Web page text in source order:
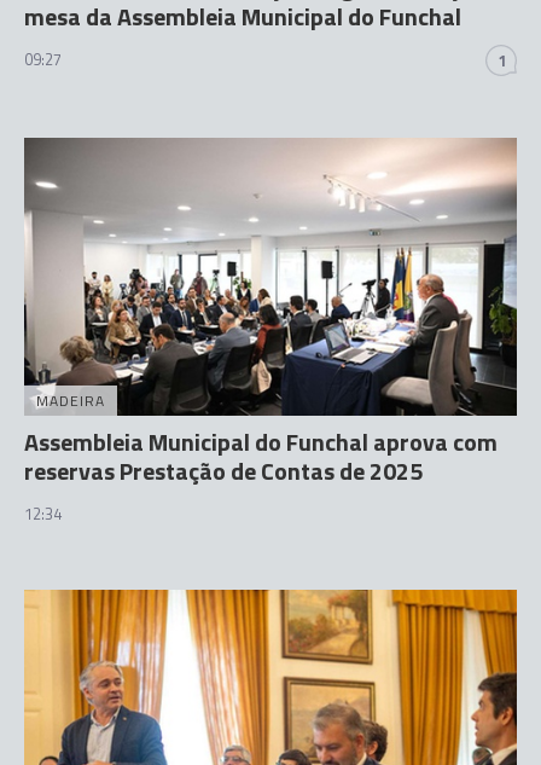
mesa da Assembleia Municipal do Funchal
09:27 1
MADEIRA
Assembleia Municipal do Funchal aprova com
reservas Prestação de Contas de 2025
12:34